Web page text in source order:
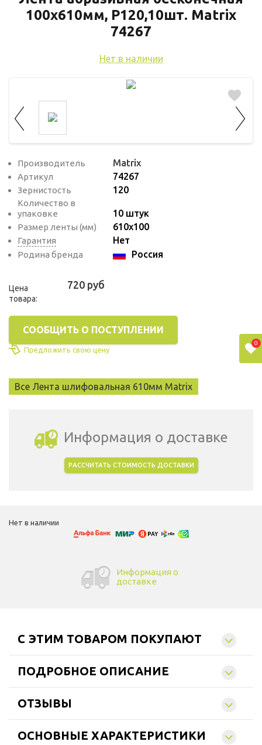
100х610мм, P120,10шт. Matrix
74267
Нет в наличии
Производитель Matrix
Артикул 74267
Зернистость 120
Количество в
упаковке
10 штук
Размер ленты (мм) 610х100
Гарантия Нет
Родина бренда Россия
Цена
товара:
720 руб
СООБЩИТЬ О ПОСТУПЛЕНИИ
Предложить свою цену
Все Лента шлифовальная 610мм Matrix
Информация о доставке
РАССЧИТАТЬ СТОИМОСТЬ ДОСТАВКИ
Нет в наличии
Информация о
доставке
C ЭТИМ ТОВАРОМ ПОКУПАЮТ
ПОДРОБНОЕ ОПИСАНИЕ
ОТЗЫВЫ
ОСНОВНЫЕ ХАРАКТЕРИСТИКИ
0
пользователей на сайте. Эти файлы cookie
помогают понять, как используется сайт,
и сделать функционал сайта максимально
удобным для пользователей.
Рекламные файлы cookie используются
для целей маркетинга и улучшения
качества рекламы. Эти файлы cookie
высокую точность и ценность содержания
маркетинговых и рекламных материалов
для пользователей сайта.